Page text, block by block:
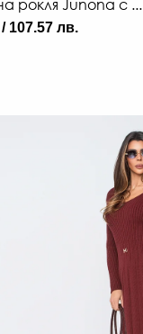
рокля Junona с ...
107.57 лв.